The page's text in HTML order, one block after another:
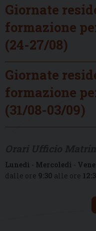
Giornate
formazione
(24-27/08)
Giornate
formazione
(31/08-03/09)
Lunedì - Mercoledì -
dalle ore 9:30 alle ore